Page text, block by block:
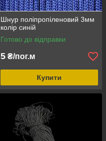
Шнур поліпропіленовий 3мм
колір синій
Готово до відправки
5 ₴/пог.м
Купити